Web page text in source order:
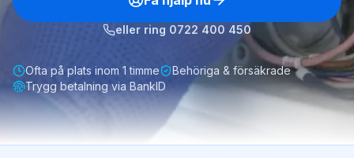
eller ring 0722 400 450
Ofta på plats inom 1 timme
Behöriga & försäkrade
Trygg betalning via BankID